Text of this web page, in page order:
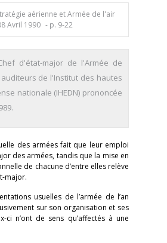
aérienne et Armée de l'air
Avril 1990 - p. 9-22
d'état-major de l'Armée de
de l'Institut des hautes
nationale (IHEDN) prononcée
des armées fait que leur emploi
des armées, tandis que la mise en
de chacune d’entre elles relève
major.
usuelles de l’armée de l’an
sur son organisation et ses
ci n’ont de sens qu’affectés à une